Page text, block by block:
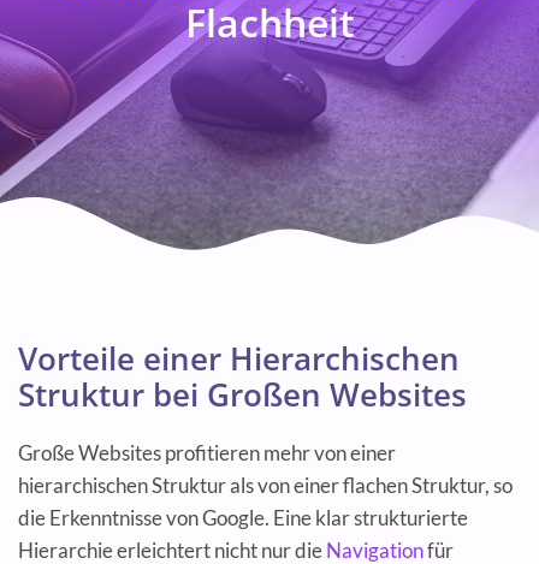
Flachheit
Vorteile einer Hierarchischen
Struktur bei Großen Websites
Große Websites profitieren mehr von einer
hierarchischen Struktur als von einer flachen Struktur, so
die Erkenntnisse von Google. Eine klar strukturierte
Hierarchie erleichtert nicht nur dieNavigationfür